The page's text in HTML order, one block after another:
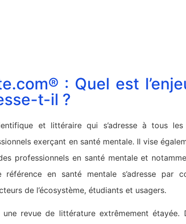
: Quel est
t-il ?
et littéraire qui s’adresse à tous
exerçant en santé mentale. Il vise
professionnels en santé mentale et
en santé mentale s’adresse par
de l’écosystème, étudiants et usagers.
revue de littérature extrêmement étayée.